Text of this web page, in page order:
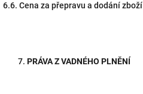
6.6. Cena za přepravu a dodání zboží
PRÁVA Z VADNÉHO PLNĚNÍ